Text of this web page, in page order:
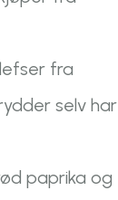
fra
selv har
paprika og